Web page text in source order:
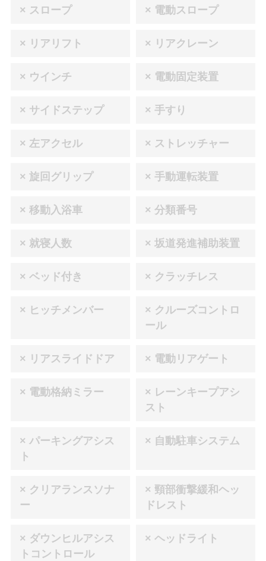
× スロープ × 電動スロープ
× リアリフト × リアクレーン
× ウインチ × 電動固定装置
× サイドステップ × 手すり
× 左アクセル × ストレッチャー
× 旋回グリップ × 手動運転装置
× 移動入浴車 × 分類番号
× 就寝人数 × 坂道発進補助装置
× ベッド付き × クラッチレス
× ヒッチメンバー
× クルーズコントロ
ール
× リアスライドドア × 電動リアゲート
× 電動格納ミラー
× レーンキープアシ
スト
× パーキングアシス
ト
× 自動駐車システム
× クリアランスソナ
ー
× 頸部衝撃緩和ヘッ
ドレスト
× ダウンヒルアシス
トコントロール
× ヘッドライト